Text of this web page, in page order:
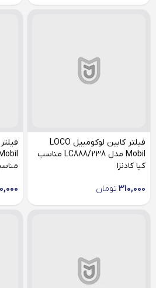
فیلتر کابین لوکومبیل LOCO
Mobil مدل LC888/238 مناسب
کیا کادنزا
310,000 تومان